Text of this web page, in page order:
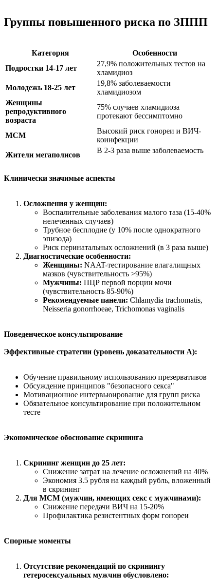
Группы повышенного риска по ЗППП
Категория
Особенности
Подростки 14-17 лет
27,9% положительных тестов на
хламидиоз
Молодежь 18-25 лет
19,8% заболеваемости
хламидиозом
Женщины
репродуктивного
возраста
75% случаев хламидиоза
протекают бессимптомно
МСМ
Высокий риск гонореи и ВИЧ-
коинфекции
Жители мегаполисов
В 2-3 раза выше заболеваемость
Клинически значимые аспекты
Осложнения у женщин:
Воспалительные заболевания малого таза (15-40%
нелеченных случаев)
Трубное бесплодие (у 10% после однократного
эпизода)
Риск перинатальных осложнений (в 3 раза выше)
Диагностические особенности:
Женщины: NAAT-тестирование влагалищных
мазков (чувствительность >95%)
Мужчины: ПЦР первой порции мочи
(чувствительность 85-90%)
Рекомендуемые панели: Chlamydia trachomatis,
Neisseria gonorrhoeae, Trichomonas vaginalis
Поведенческое консультирование
Эффективные стратегии (уровень доказательности A):
Обучение правильному использованию презервативов
Обсуждение принципов "безопасного секса"
Мотивационное интервьюирование для групп риска
Обязательное консультирование при положительном
тесте
Экономическое обоснование скрининга
Скрининг женщин до 25 лет:
Снижение затрат на лечение осложнений на 40%
Экономия 3.5 рубля на каждый рубль, вложенный
в скрининг
Для МСМ (мужчин, имеющих секс с мужчинами):
Снижение передачи ВИЧ на 15-20%
Профилактика резистентных форм гонореи
Спорные моменты
Отсутствие рекомендаций по скринингу
гетеросексуальных мужчин обусловлено: